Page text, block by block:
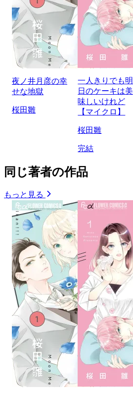
夜ノ井月彦の幸
せな地獄
桜田雛
一人きりでも明
日のケーキは美
味しいけれど
【マイクロ】
桜田雛
完結
同じ著者の作品
もっと見る